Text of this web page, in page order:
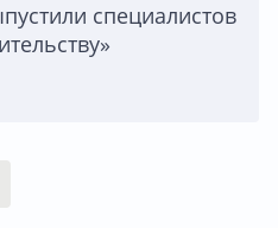
специалистов